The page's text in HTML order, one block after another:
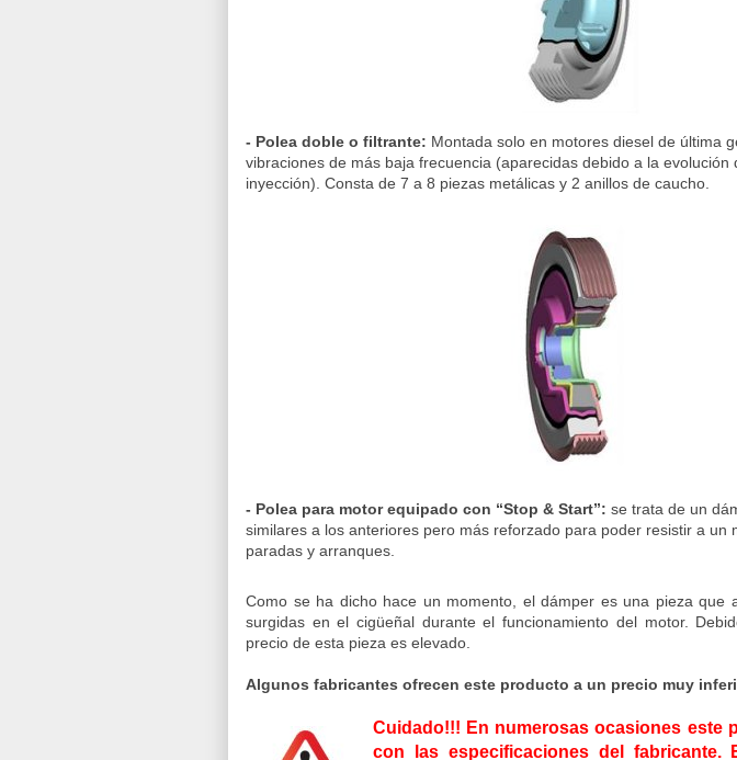
- Polea doble o filtrante: Montada solo en motores diesel de última
vibraciones de más baja frecuencia (aparecidas debido a la evolución
inyección). Consta de 7 a 8 piezas metálicas y 2 anillos de caucho.
- Polea para motor equipado con “Stop & Start”: se trata de un
similares a los anteriores pero más reforzado para poder resistir a un
paradas y arranques.
Como se ha dicho hace un momento, el dámper es una pieza que
surgidas en el cigüeñal durante el funcionamiento del motor.
precio de esta pieza es elevado.
Algunos fabricantes ofrecen este producto a un precio muy
Cuidado!!! En numerosas ocasiones este
con las especificaciones del fabricante.